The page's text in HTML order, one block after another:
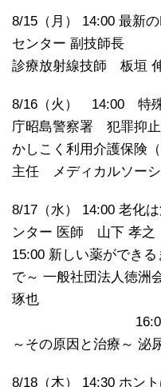
8/15（月） 14:00 最新
センター 副技師長
診療放射線技師 板垣
8/16（火） 14:00 特殊
庁昭島警察署 犯罪抑
かしこく利用介護保険
主任 メディカルソー
8/17（水） 14:00 老化
ンター 医師 山下 孝之
15:00 新しい薬ができ
で～ 一般社団法人徳
16:00 New 頻
～その原因と治療～
8/18（木） 14:30 ホン